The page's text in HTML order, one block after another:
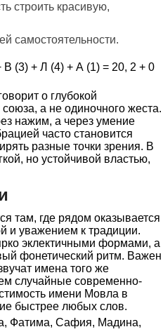
строить красивую,
самостоятельности.
(3) + Л (4) + А (1) = 20, 2 + 0
о глубокой
а не одиночного жеста.
нажим, а через умение
часто становится
разные точки зрения. В
но устойчивой властью,
там, где рядом оказывается
и уважением к традиции.
эклектичными формами, а
фонетический ритм. Важен
имена того же
случайные современно-
имени Мовла в
быстрее любых слов.
Фатима, Сафия, Мадина,